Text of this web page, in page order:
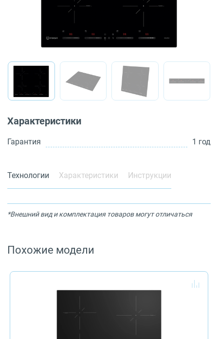
Характеристики
Гарантия 1 год
Технологии Характеристики Инструкции
*Внешний вид и комплектация товаров могут отличаться
Похожие модели